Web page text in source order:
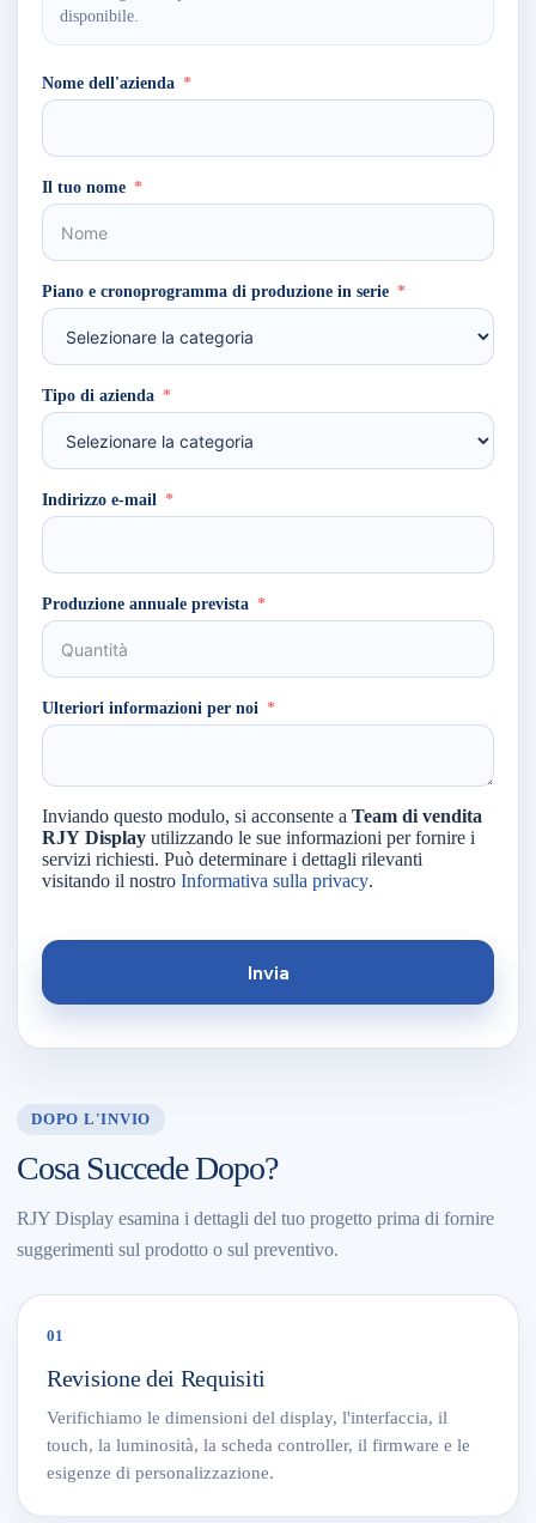
disponibile.
Nome dell'azienda
Il tuo nome
Piano e cronoprogramma di produzione in serie
Tipo di azienda
Indirizzo e-mail
Produzione annuale prevista
Ulteriori informazioni per noi
Inviando questo modulo, si acconsente a Team di vendita
RJY Display utilizzando le sue informazioni per fornire i
servizi richiesti. Può determinare i dettagli rilevanti
visitando il nostro Informativa sulla privacy.
Invia
DOPO L'INVIO
Cosa Succede Dopo?
RJY Display esamina i dettagli del tuo progetto prima di fornire
suggerimenti sul prodotto o sul preventivo.
01
Revisione dei Requisiti
Verifichiamo le dimensioni del display, l'interfaccia, il
touch, la luminosità, la scheda controller, il firmware e le
esigenze di personalizzazione.